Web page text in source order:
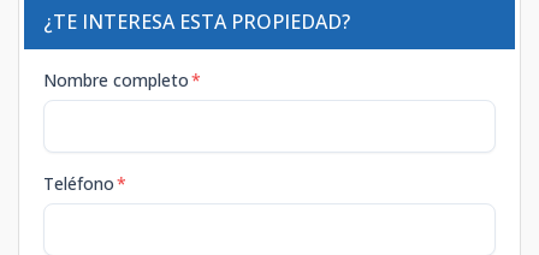
¿TE INTERESA ESTA PROPIEDAD?
Nombre completo*
Teléfono*